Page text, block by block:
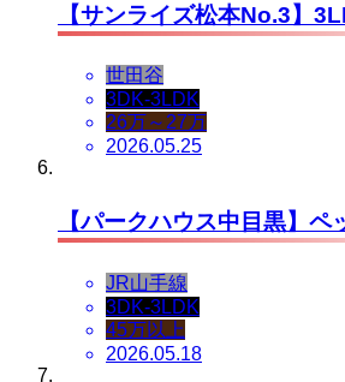
【サンライズ松本No.3】
世田谷
3DK-3LDK
26万～27万
2026.05.25
【パークハウス中目黒】
JR山手線
3DK-3LDK
45万以上
2026.05.18